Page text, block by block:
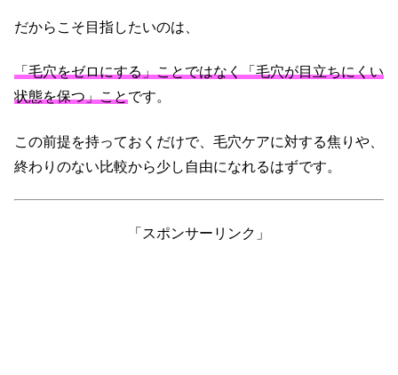
だからこそ目指したいのは、
「毛穴をゼロにする」ことではなく「毛穴が目立ちにくい
状態を保つ」ことです。
この前提を持っておくだけで、毛穴ケアに対する焦りや、
終わりのない比較から少し自由になれるはずです。
「スポンサーリンク」